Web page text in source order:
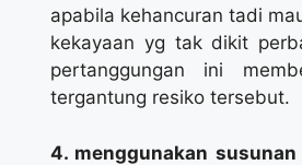
apabila kehancuran tadi
kekayaan yg tak dikit
pertanggungan ini
tergantung resiko tersebut.
4. menggunakan